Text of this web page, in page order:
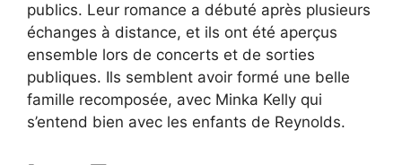
publics. Leur romance a débuté après plusieurs
échanges à distance, et ils ont été aperçus
ensemble lors de concerts et de sorties
publiques. Ils semblent avoir formé une belle
famille recomposée, avec Minka Kelly qui
s’entend bien avec les enfants de Reynolds.